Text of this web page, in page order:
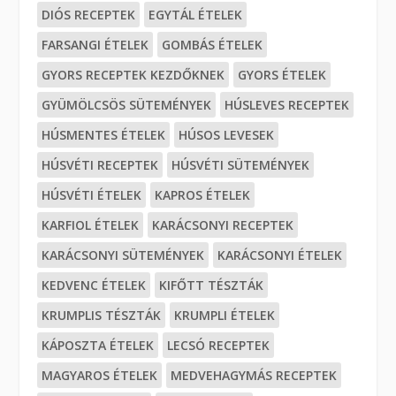
DIÓS RECEPTEK
EGYTÁL ÉTELEK
FARSANGI ÉTELEK
GOMBÁS ÉTELEK
GYORS RECEPTEK KEZDŐKNEK
GYORS ÉTELEK
GYÜMÖLCSÖS SÜTEMÉNYEK
HÚSLEVES RECEPTEK
HÚSMENTES ÉTELEK
HÚSOS LEVESEK
HÚSVÉTI RECEPTEK
HÚSVÉTI SÜTEMÉNYEK
HÚSVÉTI ÉTELEK
KAPROS ÉTELEK
KARFIOL ÉTELEK
KARÁCSONYI RECEPTEK
KARÁCSONYI SÜTEMÉNYEK
KARÁCSONYI ÉTELEK
KEDVENC ÉTELEK
KIFŐTT TÉSZTÁK
KRUMPLIS TÉSZTÁK
KRUMPLI ÉTELEK
KÁPOSZTA ÉTELEK
LECSÓ RECEPTEK
MAGYAROS ÉTELEK
MEDVEHAGYMÁS RECEPTEK